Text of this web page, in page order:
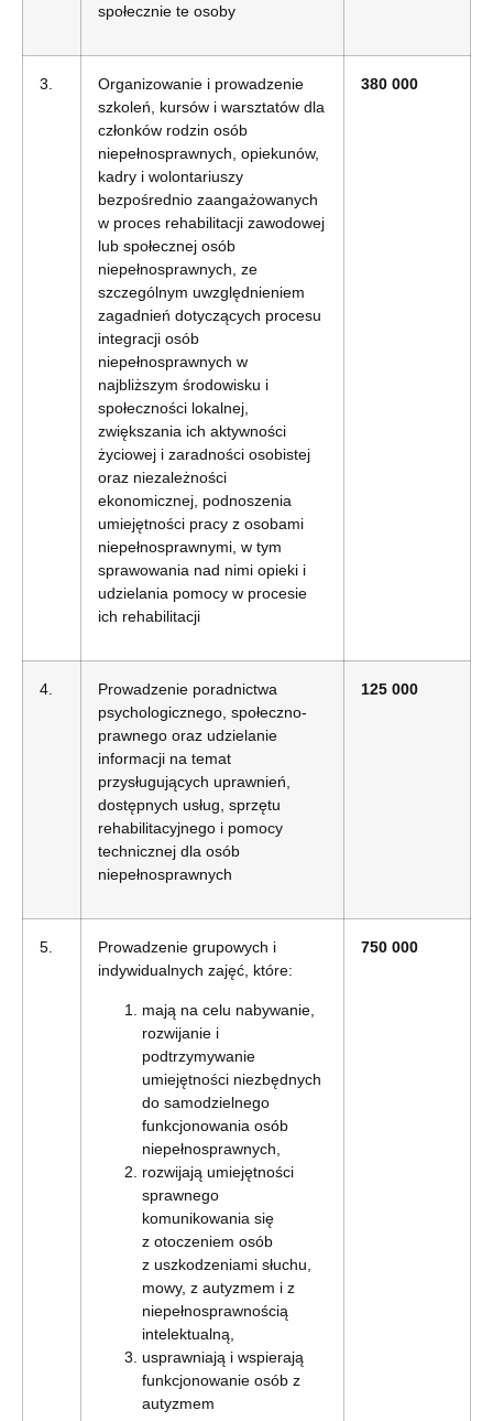
społecznie te osoby
3.
Organizowanie i prowadzenie
szkoleń, kursów i warsztatów dla
członków rodzin osób
niepełnosprawnych, opiekunów,
kadry i wolontariuszy
bezpośrednio zaangażowanych
w proces rehabilitacji zawodowej
lub społecznej osób
niepełnosprawnych, ze
szczególnym uwzględnieniem
zagadnień dotyczących procesu
integracji osób
niepełnosprawnych w
najbliższym środowisku i
społeczności lokalnej,
zwiększania ich aktywności
życiowej i zaradności osobistej
oraz niezależności
ekonomicznej, podnoszenia
umiejętności pracy z osobami
niepełnosprawnymi, w tym
sprawowania nad nimi opieki i
udzielania pomocy w procesie
ich rehabilitacji
380 000
4.
Prowadzenie poradnictwa
psychologicznego, społeczno-
prawnego oraz udzielanie
informacji na temat
przysługujących uprawnień,
dostępnych usług, sprzętu
rehabilitacyjnego i pomocy
technicznej dla osób
niepełnosprawnych
125 000
5.
Prowadzenie grupowych i
indywidualnych zajęć, które:
mają na celu nabywanie,
rozwijanie i
podtrzymywanie
umiejętności niezbędnych
do samodzielnego
funkcjonowania osób
niepełnosprawnych,
rozwijają umiejętności
sprawnego
komunikowania się
z otoczeniem osób
z uszkodzeniami słuchu,
mowy, z autyzmem i z
niepełnosprawnością
intelektualną,
usprawniają i wspierają
funkcjonowanie osób z
autyzmem
750 000